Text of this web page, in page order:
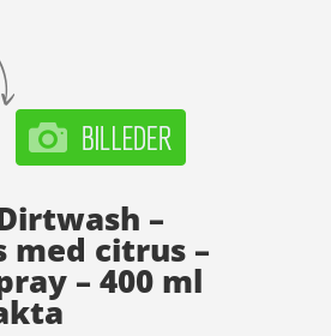
–
med citrus –
– 400 ml